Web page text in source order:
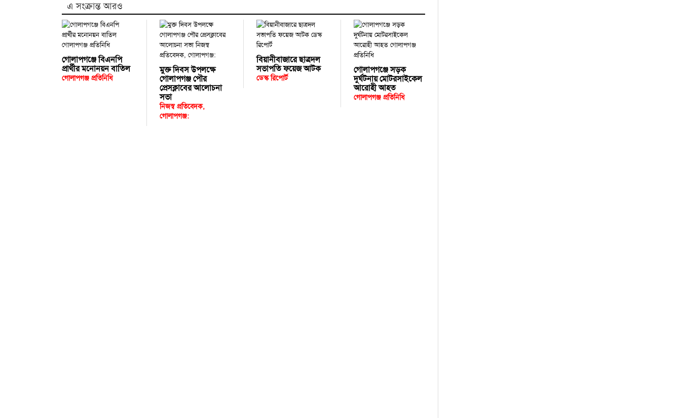
এ সংক্রান্ত আরও
গোলাপগঞ্জে বিএনপি
প্রার্থীর মনোনয়ন বাতিল
গোলাপগঞ্জ প্রতিনিধি
মুক্ত দিবস উপলক্ষে
গোলাপগঞ্জ পৌর
প্রেসক্লাবের আলোচনা
সভা
নিজস্ব প্রতিবেদক,
গোলাপগঞ্জ:
বিয়ানীবাজারে ছাত্রদল
সভাপতি ফয়েজ আটক
ডেস্ক রিপোর্ট
গোলাপগঞ্জে সড়ক
দুর্ঘটনায় মোটরসাইকেল
আরোহী আহত
গোলাপগঞ্জ প্রতিনিধি